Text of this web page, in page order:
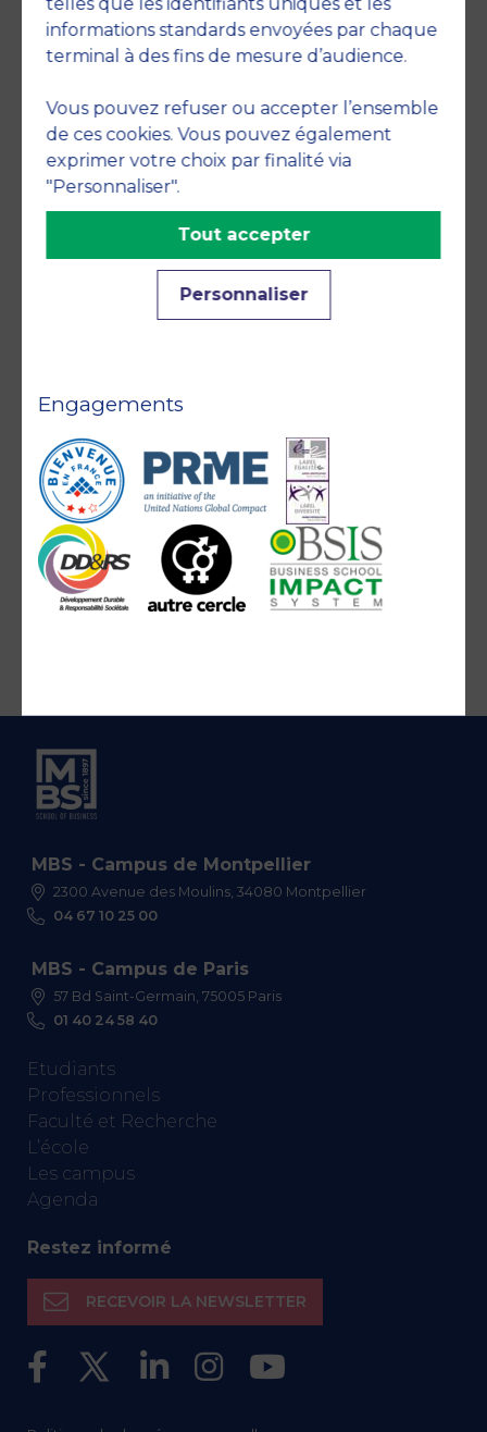
Accréditations
Membre de
Engagements
MBS - Campus de Montpellier
2300 Avenue des Moulins, 34080 Montpellier
04 67 10 25 00
MBS - Campus de Paris
57 Bd Saint-Germain, 75005 Paris
01 40 24 58 40
Etudiants
Professionnels
Faculté et Recherche
L’école
Les campus
Agenda
Restez informé
RECEVOIR LA NEWSLETTER
informations standards envoyées par chaque
terminal à des fins de mesure d’audience.
Vous pouvez refuser ou accepter l’ensemble
de ces cookies. Vous pouvez également
exprimer votre choix par finalité via
"Personnaliser".
Personnaliser
Tout accepter